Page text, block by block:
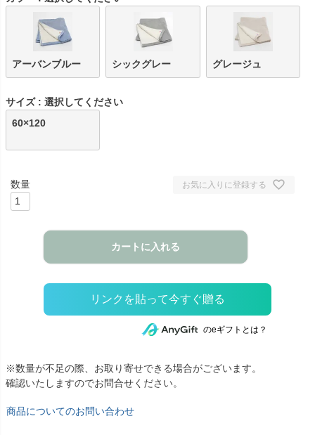
アーバンブルー シックグレー グレージュ
サイズ
選択してください
60×120
お気に入りに登録する
カートに入れる
のeギフトとは？
※数量が不足の際、お取り寄せできる場合がございます。
確認いたしますのでお問合せください。
商品についてのお問い合わせ